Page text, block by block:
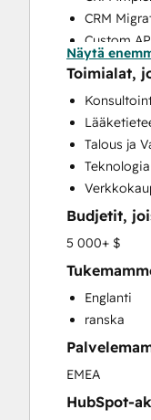
CRM
Custom
Customer
Customer
Email
Help
HubSpot
Paid
Sales and
Website
Website
Website
Näytä
Toimialat,
Talous ja
Budjetit,
5 000+ $
Englanti
ranska
EMEA
HubSpot-